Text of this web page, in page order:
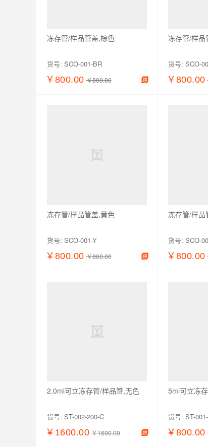
冻存管/样品管盖,棕色
货号: SCO-001-BR
￥800.00 ￥800.00
冻存管/样品
货号: SCO-
￥800.00
冻存管/样品管盖,黄色
货号: SCO-001-Y
￥800.00 ￥800.00
冻存管/样品
货号: SCO-
￥800.00
2.0ml可立冻存管/样品管,无色
货号: ST-002-200-C
￥1600.00 ￥1600.00
5ml可立冻
货号: ST-
￥800.00